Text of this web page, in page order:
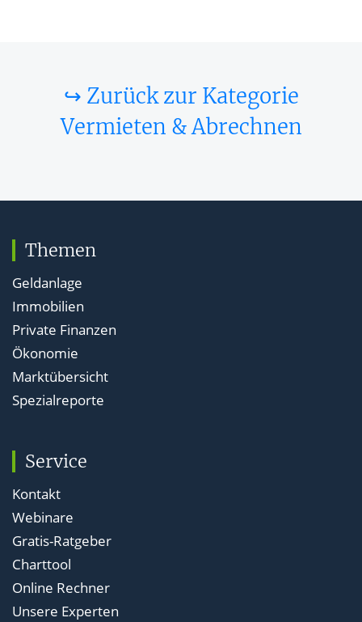
↪ Zurück zur Kategorie
Vermieten & Abrechnen
Themen
Geldanlage
Immobilien
Private Finanzen
Ökonomie
Marktübersicht
Spezialreporte
Service
Kontakt
Webinare
Gratis-Ratgeber
Charttool
Online Rechner
Unsere Experten